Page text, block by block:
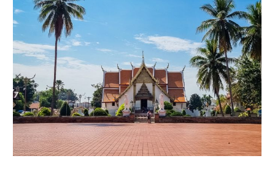
balades
culturelles
dans
une
ville
discrète
du
Nord